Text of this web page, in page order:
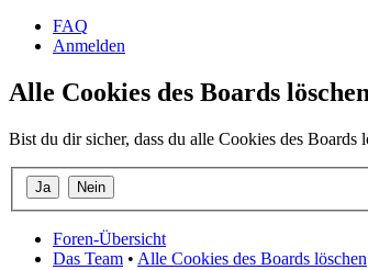
FAQ
Anmelden
Alle Cookies des Boards
Bist du dir sicher, dass du alle Cookies des Boards
Foren-Übersicht
Das Team • Alle Cookies des Boards löschen